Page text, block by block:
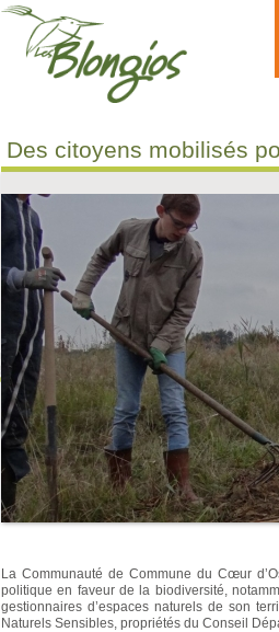
Des citoyens mobilisés
La Communauté de Commune du Cœur
politique en faveur de la biodiversité,
gestionnaires d’espaces naturels de son
Naturels Sensibles, propriétés du Conseil